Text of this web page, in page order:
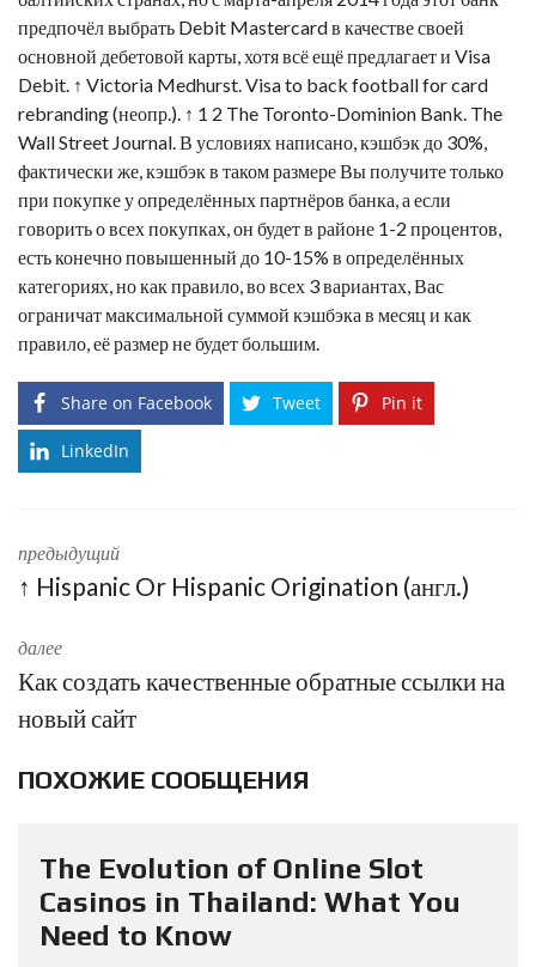
предпочёл выбрать Debit Mastercard в качестве своей
основной дебетовой карты, хотя всё ещё предлагает и Visa
Debit. ↑ Victoria Medhurst. Visa to back football for card
rebranding (неопр.). ↑ 1 2 The Toronto-Dominion Bank. The
Wall Street Journal. В условиях написано, кэшбэк до 30%,
фактически же, кэшбэк в таком размере Вы получите только
при покупке у определённых партнёров банка, а если
говорить о всех покупках, он будет в районе 1-2 процентов,
есть конечно повышенный до 10-15% в определённых
категориях, но как правило, во всех 3 вариантах, Вас
ограничат максимальной суммой кэшбэка в месяц и как
правило, её размер не будет большим.
Share on Facebook Tweet Pin it
LinkedIn
предыдущий
↑ Hispanic Or Hispanic Origination (англ.)
далее
Как создать качественные обратные ссылки на
новый сайт
ПОХОЖИЕ СООБЩЕНИЯ
The Evolution of Online Slot
Casinos in Thailand: What You
Need to Know